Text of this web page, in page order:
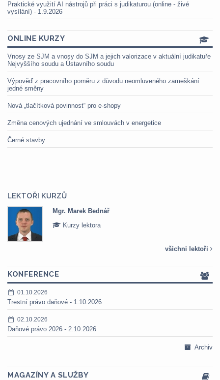
Praktické využití AI nástrojů při práci s judikaturou (online - živé
vysílání) - 1.9.2026
ONLINE KURZY
Vnosy ze SJM a vnosy do SJM a jejich valorizace v aktuální judikatuře
Nejvyššího soudu a Ústavního soudu
Výpověď z pracovního poměru z důvodu neomluveného zameškání
jedné směny
Nová „tlačítková povinnost“ pro e-shopy
Změna cenových ujednání ve smlouvách v energetice
Černé stavby
LEKTOŘI KURZŮ
Mgr. Marek Bednář
Kurzy lektora
všichni lektoři
KONFERENCE
01.10.2026
Trestní právo daňové - 1.10.2026
02.10.2026
Daňové právo 2026 - 2.10.2026
Archiv
MAGAZÍNY A SLUŽBY